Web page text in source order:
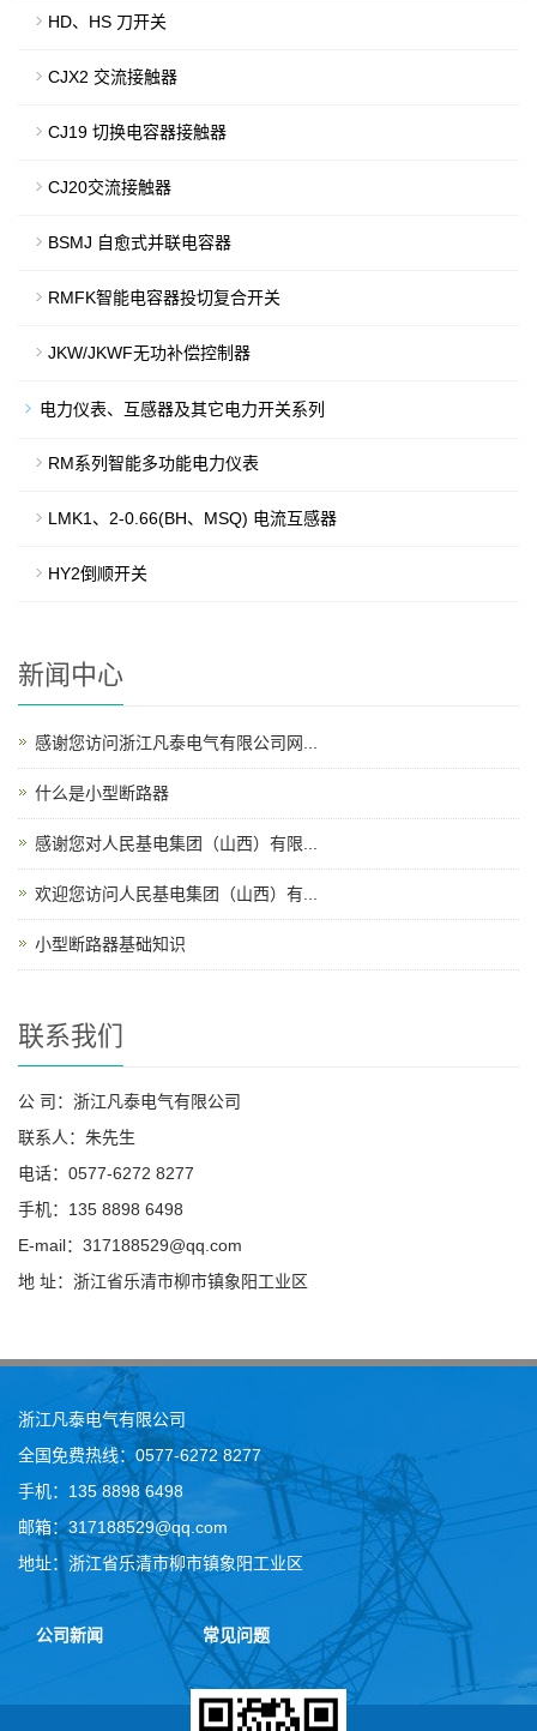
HD、HS 刀开关
CJX2 交流接触器
CJ19 切换电容器接触器
CJ20交流接触器
BSMJ 自愈式并联电容器
RMFK智能电容器投切复合开关
JKW/JKWF无功补偿控制器
电力仪表、互感器及其它电力开关系列
RM系列智能多功能电力仪表
LMK1、2-0.66(BH、MSQ) 电流互感器
HY2倒顺开关
新闻中心
感谢您访问浙江凡泰电气有限公司网...
什么是小型断路器
感谢您对人民基电集团（山西）有限...
欢迎您访问人民基电集团（山西）有...
小型断路器基础知识
联系我们
公 司：浙江凡泰电气有限公司
联系人：朱先生
电话：0577-6272 8277
手机：135 8898 6498
E-mail：317188529@qq.com
地 址：浙江省乐清市柳市镇象阳工业区
浙江凡泰电气有限公司
全国免费热线：0577-6272 8277
手机：135 8898 6498
邮箱：317188529@qq.com
地址：浙江省乐清市柳市镇象阳工业区
公司新闻 常见问题